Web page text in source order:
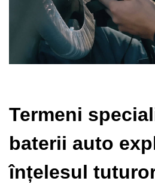
Termeni
baterii auto
înțelesul